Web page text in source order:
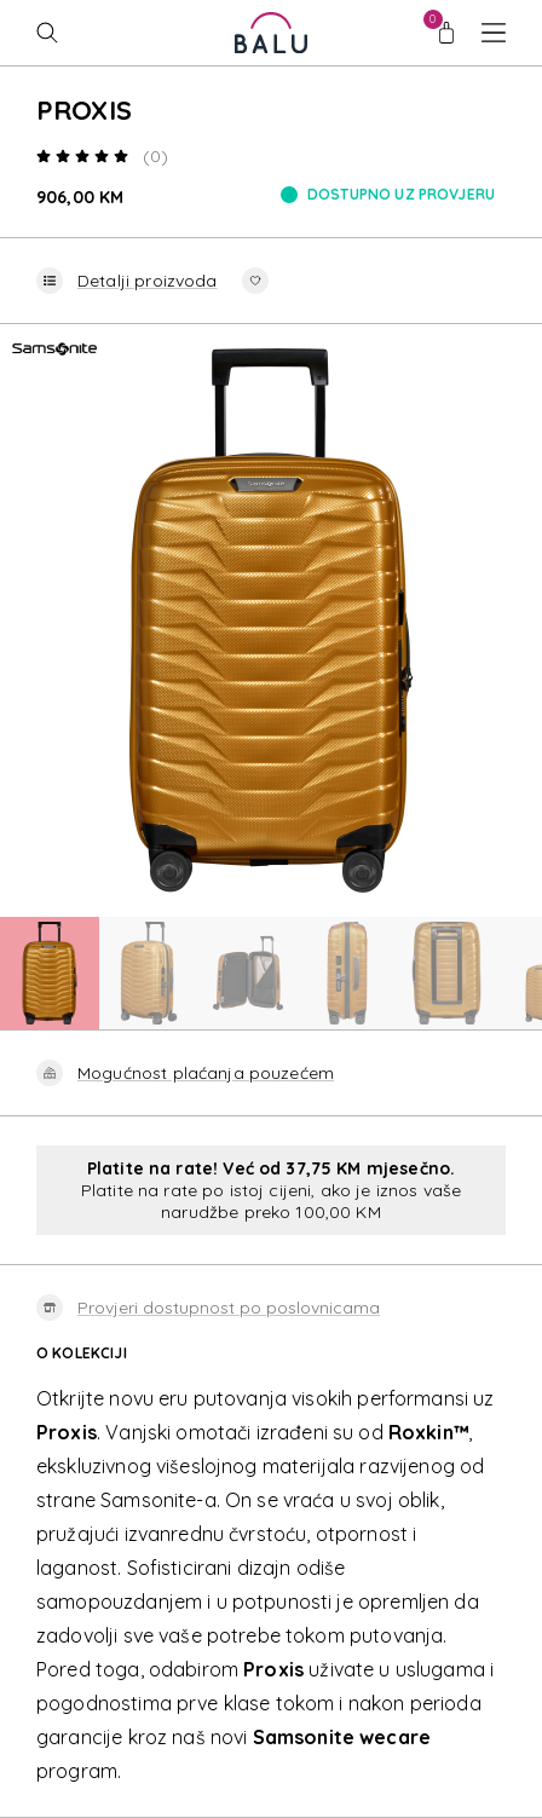
0
PROXIS
(0)
906,00 KM
DOSTUPNO UZ PROVJERU
Detalji proizvoda
Mogućnost plaćanja pouzećem
Platite na rate! Već od 37,75 KM mjesečno.
Platite na rate po istoj cijeni, ako je iznos vaše
narudžbe preko 100,00 KM
Provjeri dostupnost po poslovnicama
O KOLEKCIJI
Otkrijte novu eru putovanja visokih performansi uz
Proxis. Vanjski omotači izrađeni su od Roxkin™,
ekskluzivnog višeslojnog materijala razvijenog od
strane Samsonite-a. On se vraća u svoj oblik,
pružajući izvanrednu čvrstoću, otpornost i
laganost. Sofisticirani dizajn odiše
samopouzdanjem i u potpunosti je opremljen da
zadovolji sve vaše potrebe tokom putovanja.
Pored toga, odabirom Proxis uživate u uslugama i
pogodnostima prve klase tokom i nakon perioda
garancije kroz naš novi Samsonite wecare
program.